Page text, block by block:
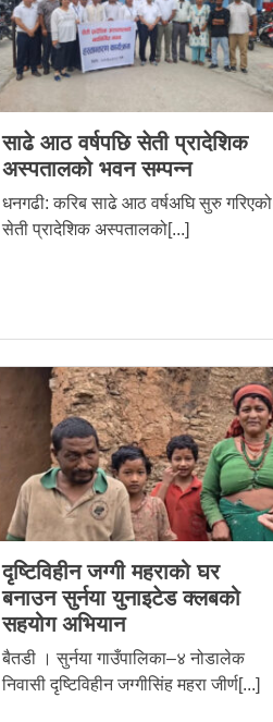
साढे आठ वर्षपछि सेती प्रादेशिक
अस्पतालको भवन सम्पन्न
धनगढी: करिब साढे आठ वर्षअघि सुरु गरिएको
सेती प्रादेशिक अस्पतालको[...]
दृष्टिविहीन जग्गी महराको घर
बनाउन सुर्नया युनाइटेड क्लबको
सहयोग अभियान
बैतडी । सुर्नया गाउँपालिका–४ नोडालेक
निवासी दृष्टिविहीन जग्गीसिंह महरा जीर्ण[...]